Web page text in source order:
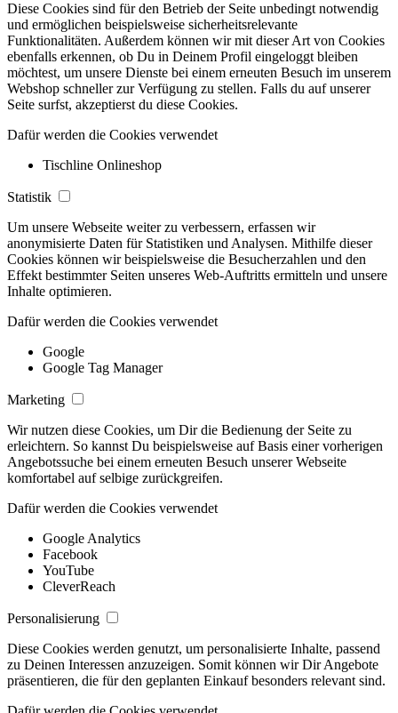
Diese Cookies sind für den Betrieb der Seite unbedingt notwendig
und ermöglichen beispielsweise sicherheitsrelevante
Funktionalitäten. Außerdem können wir mit dieser Art von Cookies
ebenfalls erkennen, ob Du in Deinem Profil eingeloggt bleiben
möchtest, um unsere Dienste bei einem erneuten Besuch im unserem
Webshop schneller zur Verfügung zu stellen. Falls du auf unserer
Seite surfst, akzeptierst du diese Cookies.
Dafür werden die Cookies verwendet
Tischline Onlineshop
Statistik
Um unsere Webseite weiter zu verbessern, erfassen wir
anonymisierte Daten für Statistiken und Analysen. Mithilfe dieser
Cookies können wir beispielsweise die Besucherzahlen und den
Effekt bestimmter Seiten unseres Web-Auftritts ermitteln und unsere
Inhalte optimieren.
Dafür werden die Cookies verwendet
Google
Google Tag Manager
Marketing
Wir nutzen diese Cookies, um Dir die Bedienung der Seite zu
erleichtern. So kannst Du beispielsweise auf Basis einer vorherigen
Angebotssuche bei einem erneuten Besuch unserer Webseite
komfortabel auf selbige zurückgreifen.
Dafür werden die Cookies verwendet
Google Analytics
Facebook
YouTube
CleverReach
Personalisierung
Diese Cookies werden genutzt, um personalisierte Inhalte, passend
zu Deinen Interessen anzuzeigen. Somit können wir Dir Angebote
präsentieren, die für den geplanten Einkauf besonders relevant sind.